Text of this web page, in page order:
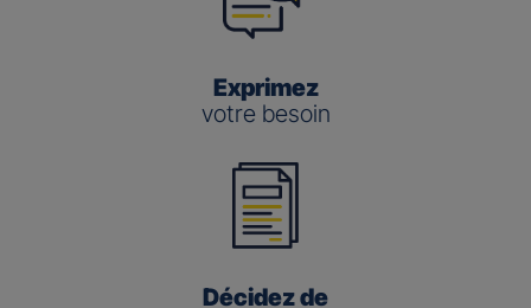
Exprimez
votre besoin
Décidez de